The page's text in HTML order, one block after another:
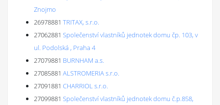
Znojmo
26978881 TRITAX, s.r.o.
27062881 Společenství vlastníků jednotek domu čp. 103, v
ul. Podolská , Praha 4
27079881 BURNHAM a.s.
27085881 ALSTROMERIA s.r.o.
27091881 CHARRIOL s.r.o.
27099881 Společenství vlastníků jednotek domu č.p.858,